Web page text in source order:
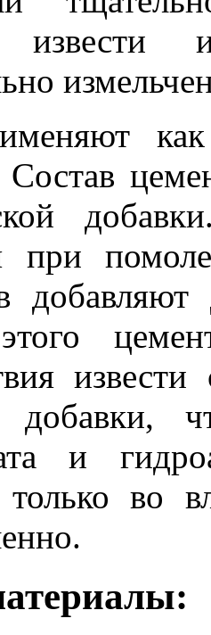
извести
при
добавки,
и
только во